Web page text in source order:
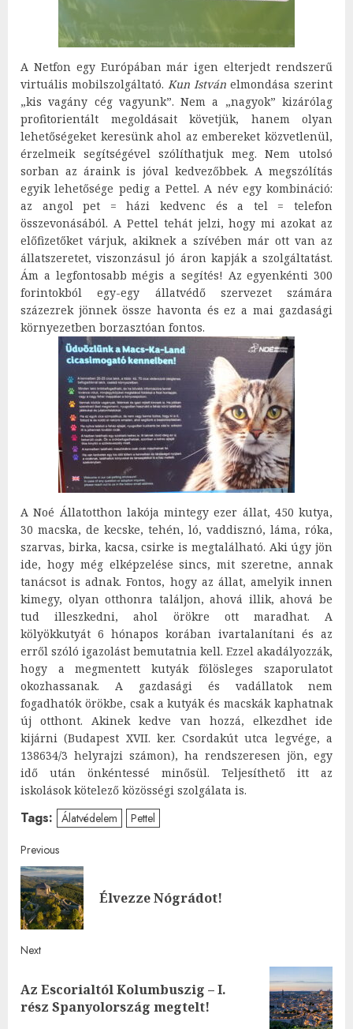
A Netfon egy Európában már igen elterjedt rendszerű
virtuális mobilszolgáltató. Kun István elmondása szerint
„kis vagány cég vagyunk”. Nem a „nagyok” kizárólag
profitorientált megoldásait követjük, hanem olyan
lehetőségeket keresünk ahol az embereket közvetlenül,
érzelmeik segítségével szólíthatjuk meg. Nem utolsó
sorban az áraink is jóval kedvezőbbek. A megszólítás
egyik lehetősége pedig a Pettel. A név egy kombináció:
az angol pet = házi kedvenc és a tel = telefon
összevonásából. A Pettel tehát jelzi, hogy mi azokat az
előfizetőket várjuk, akiknek a szívében már ott van az
állatszeretet, viszonzásul jó áron kapják a szolgáltatást.
Ám a legfontosabb mégis a segítés! Az egyenkénti 300
forintokból egy-egy állatvédő szervezet számára
százezrek jönnek össze havonta és ez a mai gazdasági
környezetben borzasztóan fontos.
A Noé Állatotthon lakója mintegy ezer állat, 450 kutya,
30 macska, de kecske, tehén, ló, vaddisznó, láma, róka,
szarvas, birka, kacsa, csirke is megtalálható. Aki úgy jön
ide, hogy még elképzelése sincs, mit szeretne, annak
tanácsot is adnak. Fontos, hogy az állat, amelyik innen
kimegy, olyan otthonra találjon, ahová illik, ahová be
tud illeszkedni, ahol örökre ott maradhat. A
kölyökkutyát 6 hónapos korában ivartalanítani és az
erről szóló igazolást bemutatnia kell. Ezzel akadályozzák,
hogy a megmentett kutyák fölösleges szaporulatot
okozhassanak. A gazdasági és vadállatok nem
fogadhatók örökbe, csak a kutyák és macskák kaphatnak
új otthont. Akinek kedve van hozzá, elkezdhet ide
kijárni (Budapest XVII. ker. Csordakút utca legvége, a
138634/3 helyrajzi számon), ha rendszeresen jön, egy
idő után önkéntessé minősül. Teljesíthető itt az
iskolások kötelező közösségi szolgálata is.
Tags: Álatvédelem Pettel
Post
navigation
Previous
Élvezze Nógrádot!
Next
Next
post:
Az Escorialtól Kolumbuszig – I.
rész Spanyolország megtelt!